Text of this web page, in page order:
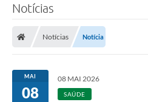
Notícias
Notícias Notícia
MAI
08
08 MAI 2026
SAÚDE